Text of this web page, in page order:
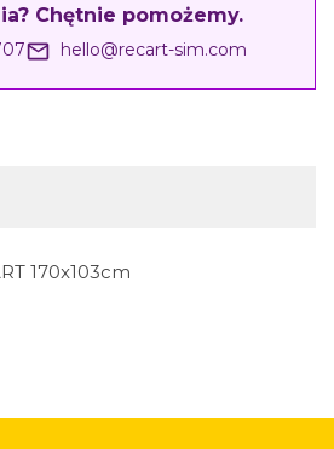
Chętnie pomożemy.
mail_outline hello@recart-sim.com
170x103cm